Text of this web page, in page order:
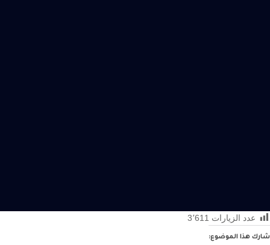
عدد الزيارات 3٬611
شارك هذا الموضوع: